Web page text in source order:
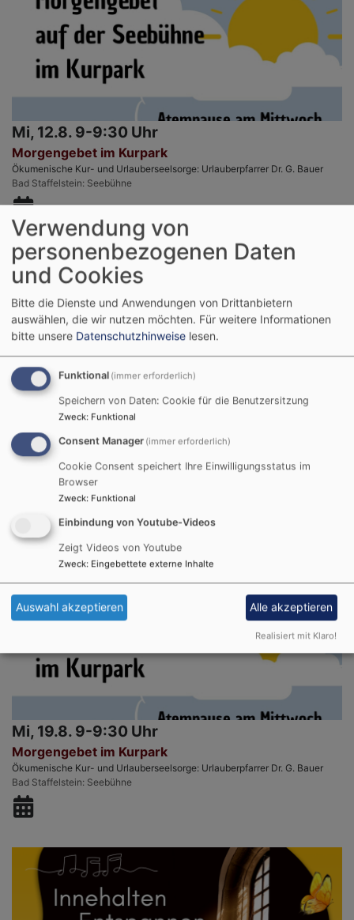
Mi, 12.8. 9-9:30 Uhr
Morgengebet im Kurpark
Ökumenische Kur- und Urlauberseelsorge: Urlauberpfarrer Dr. G. Bauer
Bad Staffelstein Seebühne
Di, 18.8. 19 Uhr
Abendlieder singen
Ökumenische Kur- und Urlauberseelsorge: PR Susanne Lindner / Sabine
PR Lindner Susanne
Bad Staffelstein Kurpark Bad Staffelstein
Mi, 19.8. 9-9:30 Uhr
Morgengebet im Kurpark
Ökumenische Kur- und Urlauberseelsorge: Urlauberpfarrer Dr. G. Bauer
Bad Staffelstein Seebühne
Verwendung von
personenbezogenen Daten
und Cookies
Bitte die Dienste und Anwendungen von Drittanbietern
auswählen, die wir nutzen möchten. Für weitere Informationen
bitte unsere Datenschutzhinweise lesen.
Funktional (immer erforderlich)
Speichern von Daten: Cookie für die Benutzersitzung
Zweck: Funktional
Consent Manager (immer erforderlich)
Cookie Consent speichert Ihre Einwilligungsstatus im
Browser
Zweck: Funktional
Einbindung von Youtube-Videos
Zeigt Videos von Youtube
Zweck: Eingebettete externe Inhalte
Auswahl akzeptieren Alle akzeptieren
Realisiert mit Klaro!